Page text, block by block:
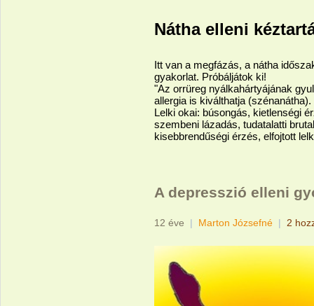
Nátha elleni
Itt van a megfázás, a nátha
gyakorlat. Próbáljátok ki!
"Az orrüreg nyálkahártyájának
allergia is kiválthatja (szénanátha).
Lelki okai: búsongás, kietlenségi
szembeni lázadás, tudatalatti
kisebbrendűségi érzés, elfojtott
A depresszió elleni
12 éve | Marton Józsefné | 2